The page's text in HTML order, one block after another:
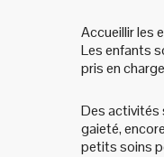
Accueillir les
Les enfants
pris en
Des activités
gaieté,
petits soins